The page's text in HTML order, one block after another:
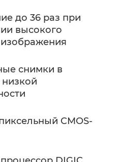
до 36 раз при
высокого
изображения
снимки в
низкой
CMOS-